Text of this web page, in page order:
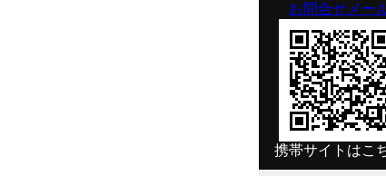
お問合せメー
携帯サイトはこ